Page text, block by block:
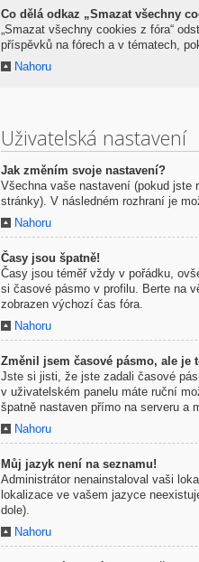
Co dělá odkaz „Smazat všechny
„Smazat všechny cookies z fóra“
příspěvků na fórech a v tématech,
Nahoru
Uživatelská nastavení
Jak změním svoje nastavení?
Všechna vaše nastavení (pokud jste
stránky). V následném rozhraní je
Nahoru
Časy jsou špatně!
Časy jsou téměř vždy v pořádku,
si časové pásmo v profilu. Berte na
zobrazen výchozí čas fóra.
Nahoru
Změnil jsem časové pásmo, ale je
Jste si jisti, že jste zadali časové
v uživatelském panelu máte ruční
špatně nastaven přímo na serveru a
Nahoru
Můj jazyk není na seznamu!
Administrátor nenainstaloval vaši
lokalizace ve vašem jazyce
dole).
Nahoru